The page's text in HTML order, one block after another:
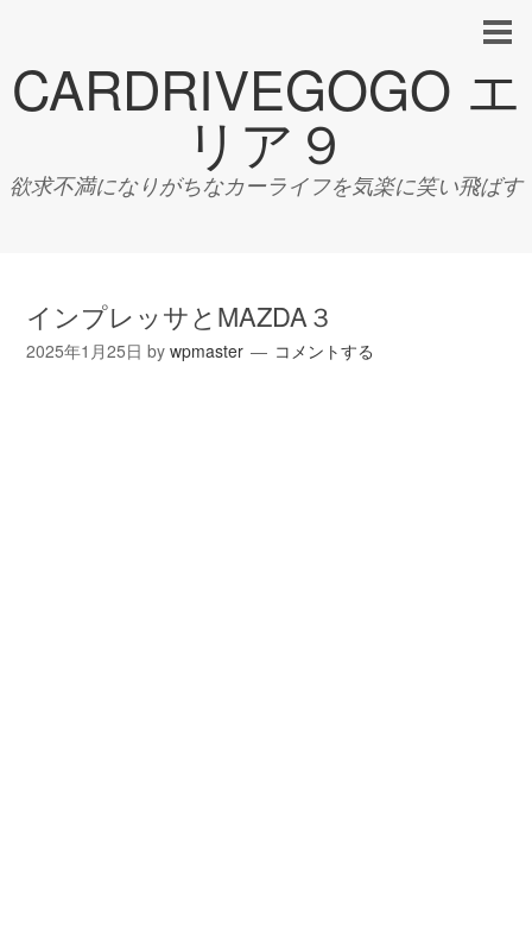
CARDRIVEGOGO エ
リア９
欲求不満になりがちなカーライフを気楽に笑い飛ばす
インプレッサとMAZDA３
2025年1月25日 bywpmaster コメントする